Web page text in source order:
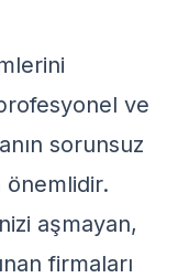
ve
sorunsuz
önemlidir.
aşmayan,
firmaları